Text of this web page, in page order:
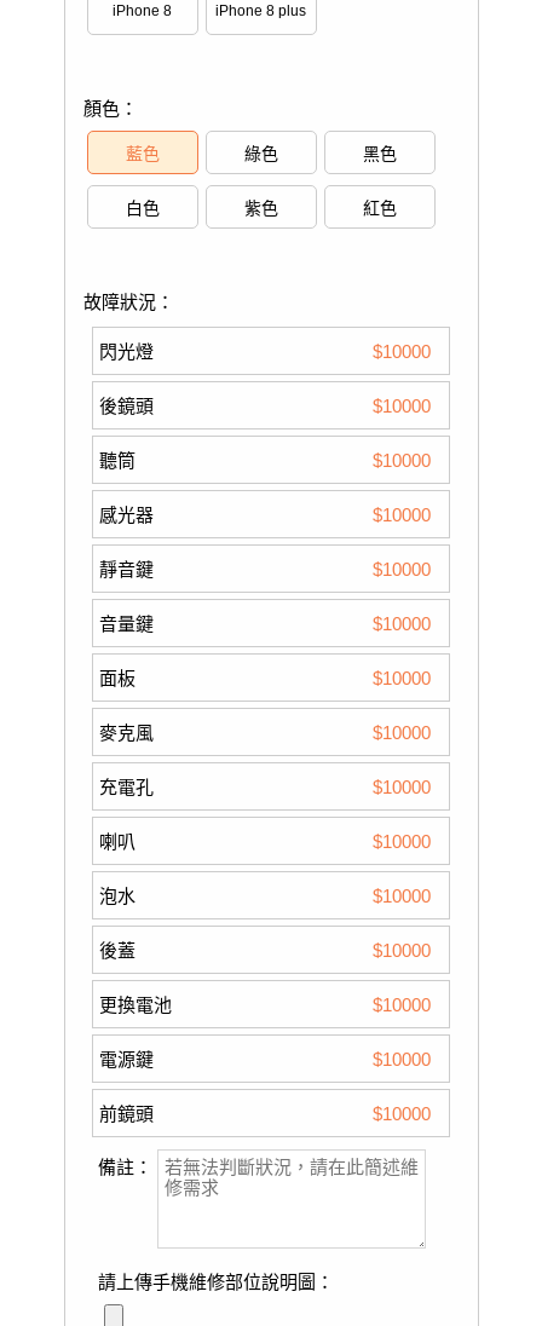
iPhone 8 iPhone 8 plus
顏色：
藍色 綠色 黑色
白色 紫色 紅色
故障狀況：
閃光燈 $10000
後鏡頭 $10000
聽筒 $10000
感光器 $10000
靜音鍵 $10000
音量鍵 $10000
面板 $10000
麥克風 $10000
充電孔 $10000
喇叭 $10000
泡水 $10000
後蓋 $10000
更換電池 $10000
電源鍵 $10000
前鏡頭 $10000
備註：
請上傳手機維修部位說明圖：